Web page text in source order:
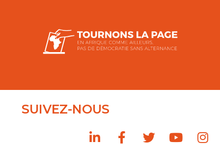
SUIVEZ-NOUS